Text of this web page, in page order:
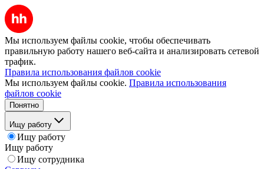
Мы используем файлы cookie, чтобы обеспечивать
правильную работу нашего веб-сайта и анализировать сетевой
трафик.
Правила использования файлов cookie
Мы используем файлы cookie. Правила использования
файлов cookie
Понятно
Ищу работу
Ищу работу
Ищу работу
Ищу сотрудника